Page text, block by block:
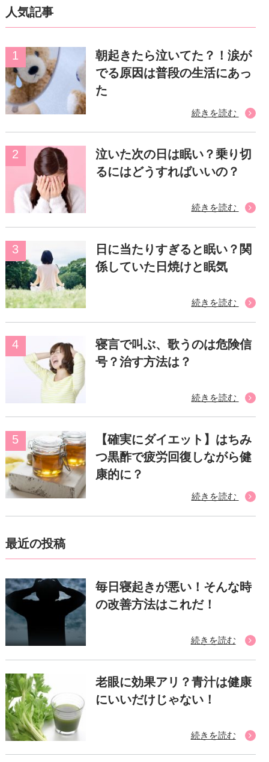
人気記事
朝起きたら泣いてた？！涙が
でる原因は普段の生活にあっ
た
続きを読む
泣いた次の日は眠い？乗り切
るにはどうすればいいの？
続きを読む
日に当たりすぎると眠い？関
係していた日焼けと眠気
続きを読む
寝言で叫ぶ、歌うのは危険信
号？治す方法は？
続きを読む
【確実にダイエット】はちみ
つ黒酢で疲労回復しながら健
康的に？
続きを読む
最近の投稿
毎日寝起きが悪い！そんな時
の改善方法はこれだ！
続きを読む
老眼に効果アリ？青汁は健康
にいいだけじゃない！
続きを読む